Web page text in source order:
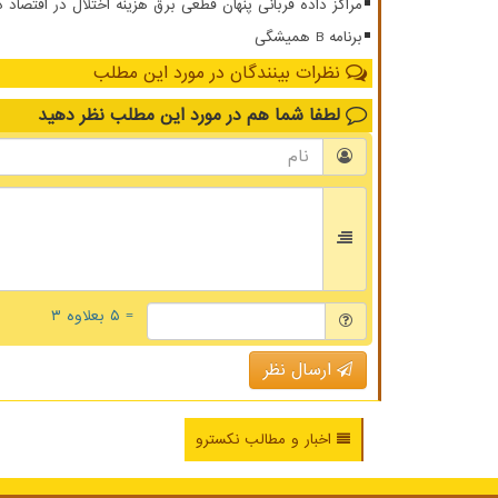
مراکز داده قربانی پنهان قطعی برق هزینه اختلال در اقتصاد
برنامه B همیشگی
نظرات بینندگان در مورد این مطلب
لطفا شما هم در مورد این مطلب نظر دهید
= ۵ بعلاوه ۳
ارسال نظر
اخبار و مطالب نکسترو